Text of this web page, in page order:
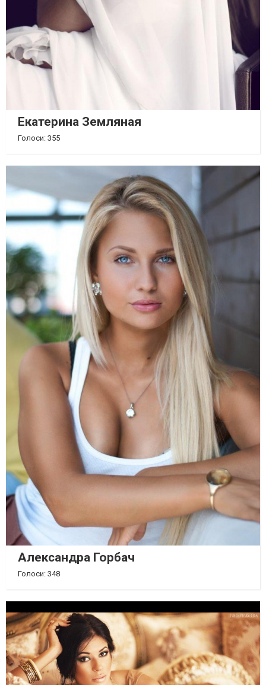
Екатерина Земляная
Голоси: 355
Александра Горбач
Голоси: 348